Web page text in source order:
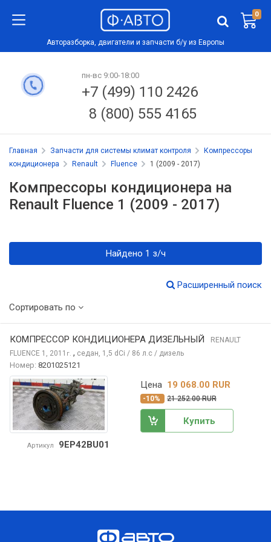
0
Авторазборка, двигатели и запчасти б/у из Европы
пн-вс 9:00-18:00
+7 (499) 110 2426
8 (800) 555 4165
Главная Запчасти для системы климат контроля
Компрессоры
кондиционера
Renault Fluence 1 (2009 - 2017)
Компрессоры кондиционера на
Renault Fluence 1 (2009 - 2017)
Найдено 1 з/ч
Расширенный поиск
Сортировать по
КОМПРЕССОР КОНДИЦИОНЕРА ДИЗЕЛЬНЫЙ
RENAULT
FLUENCE 1, 2011 г. , седан, 1,5 dCi / 86 л.с / дизель
Номер: 8201025121
Артикул 9EP42BU01
Цена 19 068.00 RUR
-10% 21 252.00 RUR
Купить